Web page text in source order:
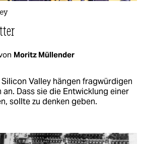
Moritz Müllender
Valley hängen fragwürdigen
Dass sie die Entwicklung einer
sollte zu denken geben.